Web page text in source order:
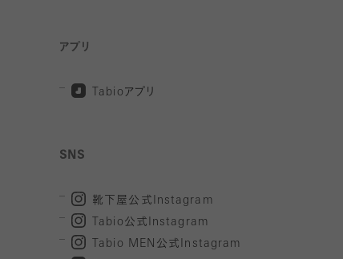
アプリ
Tabio アプリ
SNS
靴下屋公式 Instagram
Tabio 公式 Instagram
Tabio MEN 公式 Instagram